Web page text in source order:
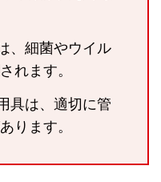
、細菌やウイル
れます。
具は、適切に管
ります。